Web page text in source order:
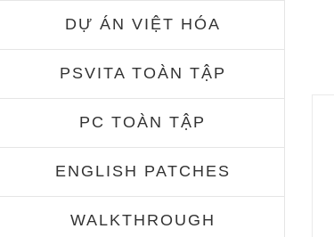
DỰ ÁN VIỆT HÓA
PSVITA TOÀN TẬP
PC TOÀN TẬP
ENGLISH PATCHES
WALKTHROUGH